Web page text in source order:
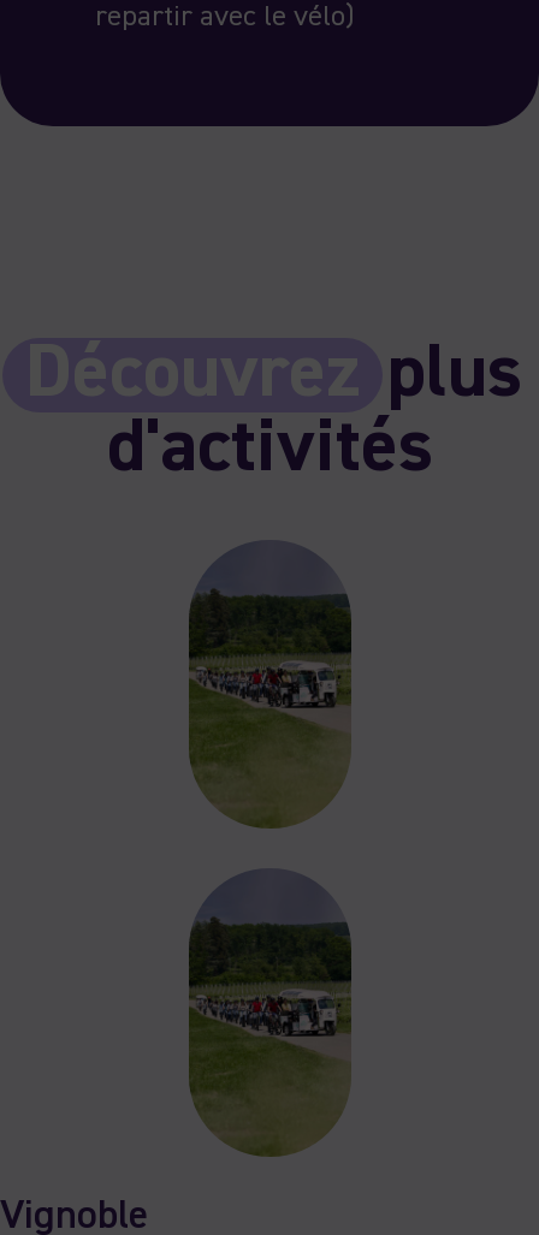
repartir avec le vélo)
Découvrez plus
d'activités
Vignoble